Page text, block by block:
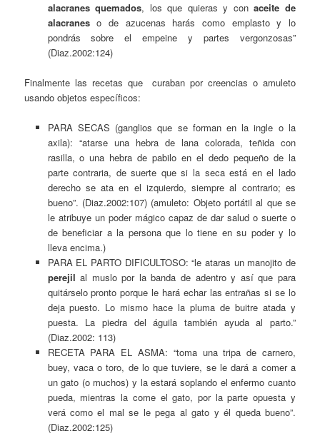
alacranes quemados, los que quieras y conaceite de
alacraneso de azucenas harás como emplasto y lo
pondrás sobre el empeine y partes vergonzosas”
(Diaz.2002:124)
Finalmente las recetas que curaban por creencias o amuleto
usando objetos específicos:
PARA SECAS (ganglios que se forman en la ingle o la
axila): “atarse una hebra de lana colorada, teñida con
rasilla, o una hebra de pabilo en el dedo pequeño de la
parte contraria, de suerte que si la seca está en el lado
derecho se ata en el izquierdo, siempre al contrario; es
bueno”. (Diaz.2002:107) (amuleto: Objeto portátil al que se
le atribuye un poder mágico capaz de dar salud o suerte o
de beneficiar a la persona que lo tiene en su poder y lo
lleva encima.)
PARA EL PARTO DIFICULTOSO: “le ataras un manojito de
perejilal muslo por la banda de adentro y así que para
quitárselo pronto porque le hará echar las entrañas si se lo
deja puesto. Lo mismo hace la pluma de buitre atada y
puesta. La piedra del águila también ayuda al parto.”
(Diaz.2002: 113)
RECETA PARA EL ASMA: “toma una tripa de carnero,
buey, vaca o toro, de lo que tuviere, se le dará a comer a
un gato (o muchos) y la estará soplando el enfermo cuanto
pueda, mientras la come el gato, por la parte opuesta y
verá como el mal se le pega al gato y él queda bueno”.
(Diaz.2002:125)